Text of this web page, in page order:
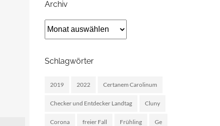
Archiv
Archiv
Schlagwörter
2019 2022 Certanem Carolinum
Checker und Entdecker Landtag Cluny
Corona freier Fall Frühling Ge